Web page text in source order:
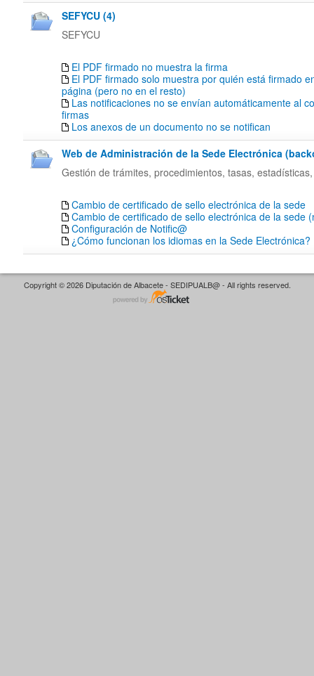
SEFYCU (4)
SEFYCU
El PDF firmado no muestra la firma
El PDF firmado solo muestra por quién está firmado
página (pero no en el resto)
Las notificaciones no se envían automáticamente al
firmas
Los anexos de un documento no se notifican
Web de Administración de la Sede Electrónica
Gestión de trámites, procedimientos, tasas,
Cambio de certificado de sello electrónica de la sede
Cambio de certificado de sello electrónica de la sede
Configuración de Notific@
¿Cómo funcionan los idiomas en la Sede Electrónica?
Copyright © 2026 Diputación de Albacete - SEDIPUALB@ - All rights reserved.